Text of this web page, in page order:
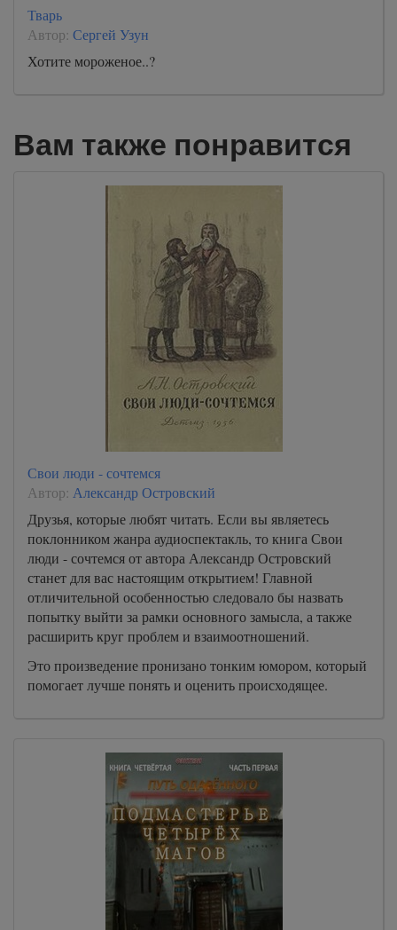
Тварь
Автор: Сергей Узун
Хотите мороженое..?
Вам также понравится
Свои люди - сочтемся
Автор: Александр Островский
Друзья, которые любят читать. Если вы являетесь
поклонником жанра аудиоспектакль, то книга Свои
люди - сочтемся от автора Александр Островский
станет для вас настоящим открытием! Главной
отличительной особенностью следовало бы назвать
попытку выйти за рамки основного замысла, а также
расширить круг проблем и взаимоотношений.
Это произведение пронизано тонким юмором, который
помогает лучше понять и оценить происходящее.